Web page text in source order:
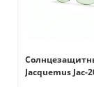
Jacquemus Jac-